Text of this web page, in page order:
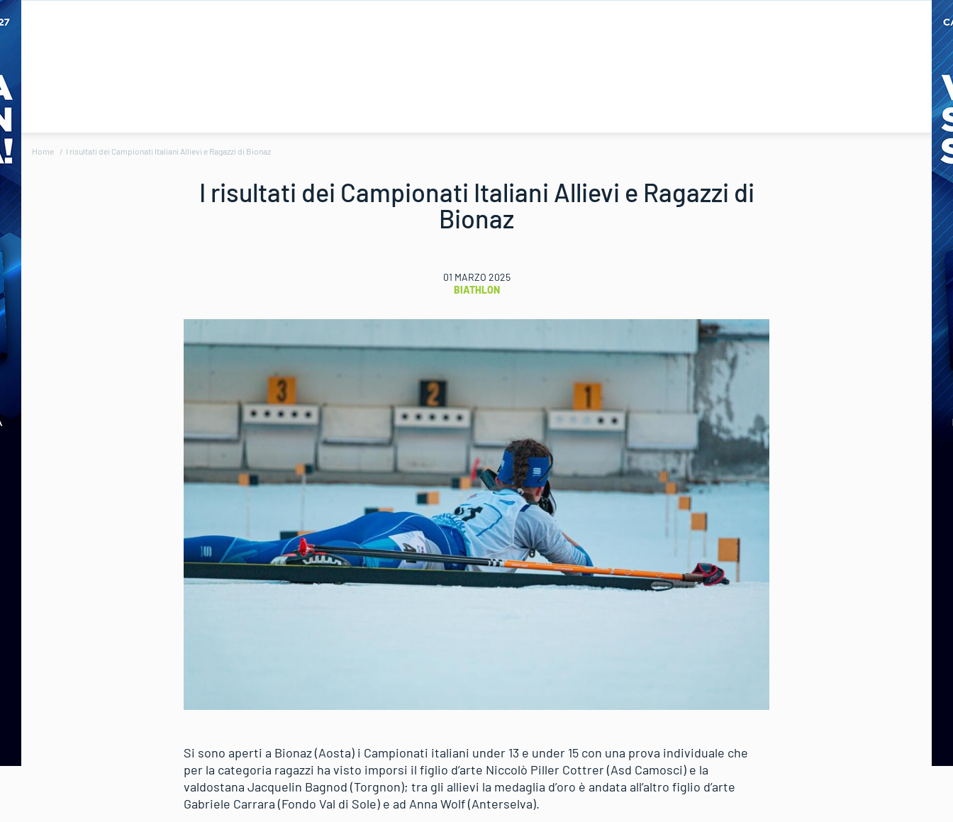
Home I risultati dei Campionati Italiani Allievi e Ragazzi di Bionaz
I risultati dei Campionati Italiani Allievi e Ragazzi di
Bionaz
01 MARZO 2025
BIATHLON
Si sono aperti a Bionaz (Aosta) i Campionati italiani under 13 e under 15 con una prova individuale che
per la categoria ragazzi ha visto imporsi il figlio d’arte Niccolò Piller Cottrer (Asd Camosci) e la
valdostana Jacquelin Bagnod (Torgnon); tra gli allievi la medaglia d’oro è andata all’altro figlio d’arte
Gabriele Carrara (Fondo Val di Sole) e ad Anna Wolf (Anterselva).